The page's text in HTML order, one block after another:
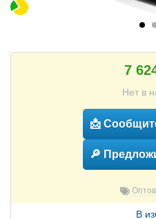
7
Нет в
📩
🔎
В